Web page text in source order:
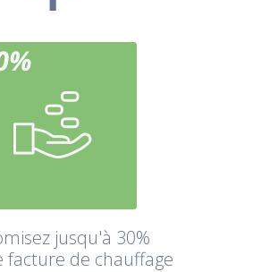
jusqu'à 30%
facture de chauffage